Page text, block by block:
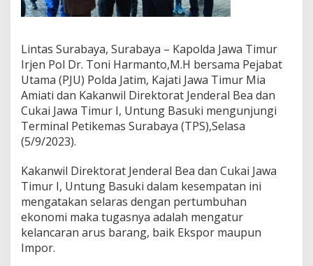
j
t
i
d
a
n
K
a
k
w
i
B
e
a
Lintas Surabaya, Surabaya – Kapolda Jawa Timur
Irjen Pol Dr. Toni Harmanto,M.H bersama Pejabat
Utama (PJU) Polda Jatim, Kajati Jawa Timur Mia
Amiati dan Kakanwil Direktorat Jenderal Bea dan
Cukai Jawa Timur I, Untung Basuki mengunjungi
Terminal Petikemas Surabaya (TPS),Selasa
(5/9/2023).
Kakanwil Direktorat Jenderal Bea dan Cukai Jawa
Timur I, Untung Basuki dalam kesempatan ini
mengatakan selaras dengan pertumbuhan
ekonomi maka tugasnya adalah mengatur
kelancaran arus barang, baik Ekspor maupun
Impor.